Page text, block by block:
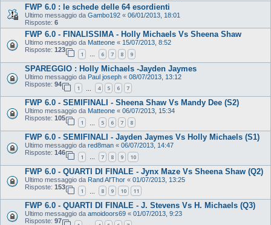
FWP 6.0 : le schede delle 64 esordienti
Ultimo messaggio da Gambo192 « 06/01/2013, 18:01
Risposte: 6
FWP 6.0 - FINALISSIMA - Holly Michaels Vs Sheena Shaw
Ultimo messaggio da Matteone « 15/07/2013, 8:52
Risposte: 123
1 … 6 7 8 9
SPAREGGIO : Holly Michaels -Jayden Jaymes
Ultimo messaggio da Paul joseph « 08/07/2013, 13:12
Risposte: 94
1 4 5 6 7
FWP 6.0 - SEMIFINALI - Sheena Shaw Vs Mandy Dee (S2)
Ultimo messaggio da Matteone « 06/07/2013, 15:34
Risposte: 105
1 5 6 7 8
FWP 6.0 - SEMIFINALI - Jayden Jaymes Vs Holly Michaels (S1)
Ultimo messaggio da red8man « 06/07/2013, 14:47
Risposte: 146
1 … 7 8 9 10
FWP 6.0 - QUARTI DI FINALE - Jynx Maze Vs Sheena Shaw (Q2)
Ultimo messaggio da Rand Al'Thor « 01/07/2013, 13:25
Risposte: 153
1 8 9 10 11
FWP 6.0 - QUARTI DI FINALE - J. Stevens Vs H. Michaels (Q3)
Ultimo messaggio da amoidoors69 « 01/07/2013, 9:23
Risposte: 97